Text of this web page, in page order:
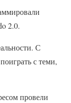
2.0.
С
с теми,
провели